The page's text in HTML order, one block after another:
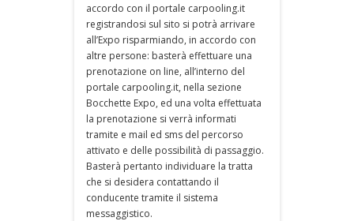
accordo con il portale carpooling.it
registrandosi sul sito si potrà arrivare
all’Expo risparmiando, in accordo con
altre persone: basterà effettuare una
prenotazione on line, all’interno del
portale carpooling.it, nella sezione
Bocchette Expo, ed una volta effettuata
la prenotazione si verrà informati
tramite e mail ed sms del percorso
attivato e delle possibilità di passaggio.
Basterà pertanto individuare la tratta
che si desidera contattando il
conducente tramite il sistema
messaggistico.